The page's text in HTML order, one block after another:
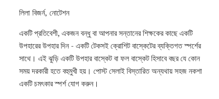
লিলা বিজর্ন, নোটেশন
একটি প্রতিবেশী, একজন বন্ধু বা আপনার সন্তানের শিক্ষকের কাছে একটি
উপহারের উপহার দিন - একটি টেকসই ক্রোশিট বাস্কেটের ব্যক্তিগত স্পর্শের
সাথে। এই ঝুড়ি একটি উপহার বাস্কেট বা ফল বাস্কেট হিসাবে বছর যে কোন
সময় দরকারী হতে বহুমুখী হয়। পোস্ট সেলাই বিস্তারিত অন্যথায় সহজ নকশা
একটি চমৎকার স্পর্শ যোগ করুন।